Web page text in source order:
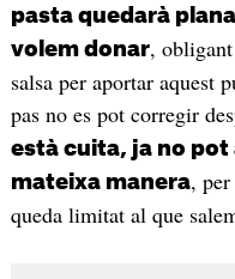
pasta quedarà
volem donar,
salsa per aportar aquest
pas no es pot corregir
està cuita, ja no pot
mateixa manera,
queda limitat al que